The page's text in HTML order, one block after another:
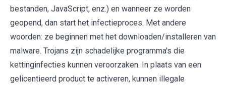
bestanden, JavaScript, enz.) en wanneer ze worden
geopend, dan start het infectieproces. Met andere
woorden: ze beginnen met het downloaden/installeren van
malware. Trojans zijn schadelijke programma's die
kettinginfecties kunnen veroorzaken. In plaats van een
gelicentieerd product te activeren, kunnen illegale